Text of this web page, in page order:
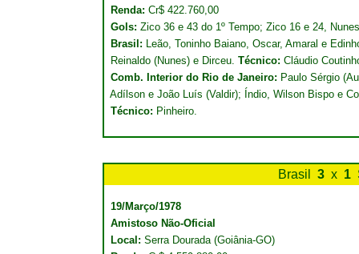
Renda: Cr$ 422.760,00
Gols: Zico 36 e 43 do 1º Tempo; Zico 16 e 24,
Brasil: Leão, Toninho Baiano, Oscar, Amaral e
Reinaldo (Nunes) e Dirceu. Técnico: Cláudio
Comb. Interior do Rio de Janeiro: Paulo Sérgio
Adílson e João Luís (Valdir); Índio, Wilson Bispo e
Técnico: Pinheiro.
Brasil 3 x 1
19/Março/1978
Amistoso Não-Oficial
Local: Serra Dourada (Goiânia-GO)